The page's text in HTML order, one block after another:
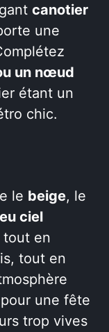
canotier
une
un nœud
étant un
chic.
le beige, le
ciel
tout en
tout en
une fête
trop vives